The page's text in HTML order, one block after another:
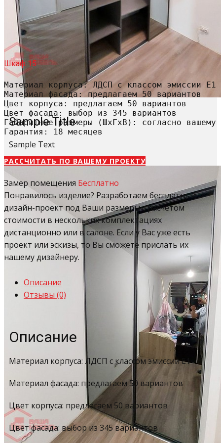
Sample Title
Sample Text
Шкаф 15
Материал корпуса: ЛДСП с классом эмиссии Е1
Материал фасада: предлагаем 50 вариантов
Цвет корпуса: предлагаем 50 вариантов
Цвет фасада: выбор из 345 вариантов
Габаритные размеры (ШхГхВ): согласно вашему
Гарантия: 18 месяцев
РАССЧИТАТЬ​ ПО ВАШЕМУ ПРОЕКТУ
Замер помещения Бесплатно
Понравилось изделие? Разработаем бесплатный
дизайн-проект под Ваши размеры с расчетом
стоимости в нескольких комплектациях
дистанционно или в салоне. Если у Вас уже есть
проект или эскизы, то Вы сможете прислать их
нашему дизайнеру.
Описание
Отзывы (0)
Описание
Материал корпуса: ЛДСП с классом эмиссии Е1
Материал фасада: предлагаем 50 вариантов
Цвет корпуса: предлагаем 50 вариантов
Цвет фасада: выбор из 345 вариантов